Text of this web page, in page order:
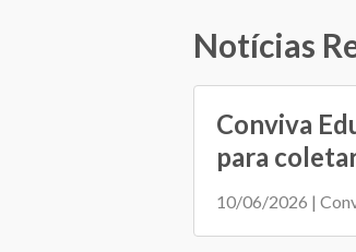
Notícias
Conviva
para
10/06/2026 |